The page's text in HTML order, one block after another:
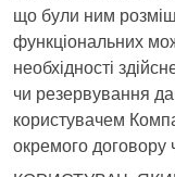
що були ним
функціональних
необхідності
чи резервування
користувачем
окремого договору